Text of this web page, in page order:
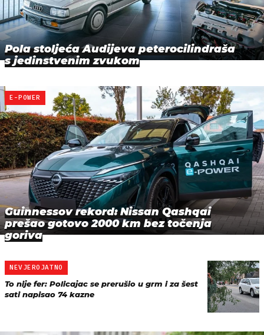
Pola stoljeća Audijeva peterocilindraša
s jedinstvenim zvukom
E-POWER
Guinnessov rekord: Nissan Qashqai
prešao gotovo 2000 km bez točenja
goriva
NEVJEROJATNO
To nije fer: Policajac se prerušio u grm i za šest
sati napisao 74 kazne